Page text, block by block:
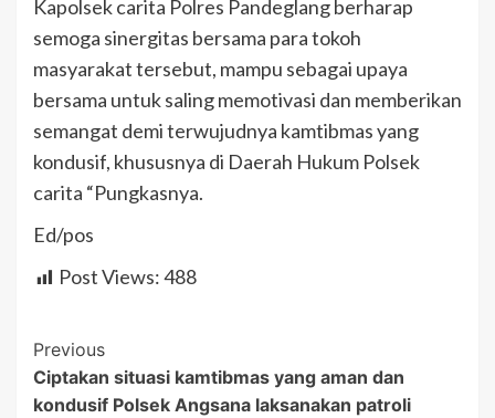
Kapolsek carita Polres Pandeglang berharap
semoga sinergitas bersama para tokoh
masyarakat tersebut, mampu sebagai upaya
bersama untuk saling memotivasi dan memberikan
semangat demi terwujudnya kamtibmas yang
kondusif, khususnya di Daerah Hukum Polsek
carita “Pungkasnya.
Ed/pos
Post Views:488
Post
Navigation
Previous
Ciptakan situasi kamtibmas yang aman dan
kondusif Polsek Angsana laksanakan patroli